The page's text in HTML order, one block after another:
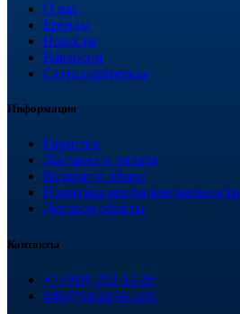
О нас
Бренды
Новости
Вакансии
Стать партнером
Информация
Гарантия
Доставка и оплата
Возврат и обмен
Политика конфиденциальности
Договор оферты
Контакты
+7 (918) 252-12-26
info@teploplas.com